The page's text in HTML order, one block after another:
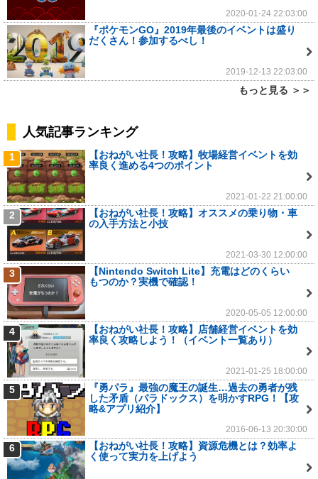
2020-01-24 22:03:00
『ポケモンGO』2019年最後のイベントは盛り
だくさん！参加するべし！
2019-12-13 22:03:00
もっと見る ＞＞
人気記事ランキング
1
【おねがい社長！攻略】牧場経営イベントを効
率良く進める4つのポイント
2021-01-22 21:00:00
2
【おねがい社長！攻略】オススメの乗り物・車
の入手方法と小技
2021-03-30 12:00:00
3
【Nintendo Switch Lite】充電はどのくらい
もつのか？実機で確認！
2020-05-05 12:00:00
4
【おねがい社長！攻略】店舗経営イベントを効
率良く攻略しよう！（イベント一覧あり）
2021-01-25 18:00:00
5
『勇パラ』最強の魔王の誕生…過去の勇者が残
した矛盾（パラドックス）を明かすRPG！【攻
略&アプリ紹介】
2016-06-13 20:30:00
6
【おねがい社長！攻略】資源危機とは？効率よ
く使って実力を上げよう